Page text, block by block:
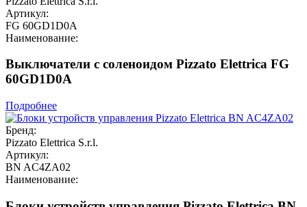
Артикул:
FG 60GD1D0A
Наименование:
Выключатели с соленоидом Pizzato Elettrica FG
60GD1D0A
Подробнее
Бренд:
Pizzato Elettrica S.r.l.
Артикул:
BN AC4ZA02
Наименование: